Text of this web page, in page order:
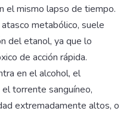
el mismo lapso de tiempo.
metabólico, suele
del etanol, ya que lo
de acción rápida.
en el alcohol, el
torrente sanguíneo,
extremadamente altos, o